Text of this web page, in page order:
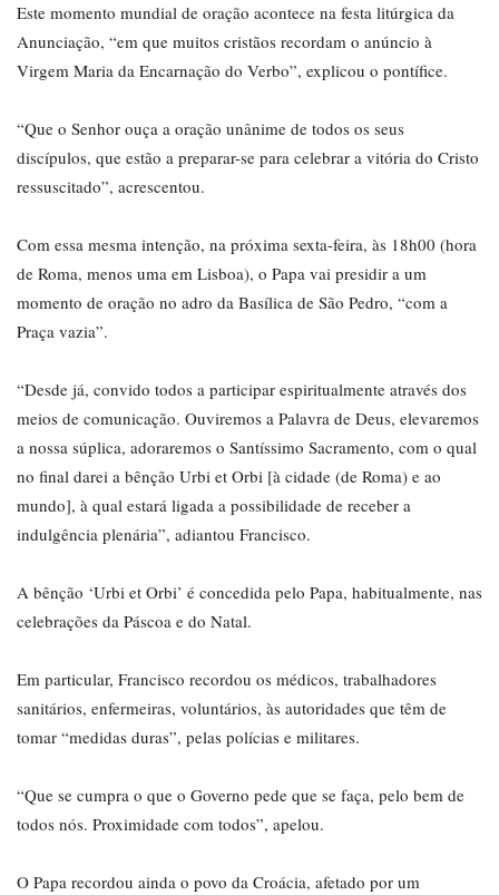
Este momento mundial de oração acontece na festa litúrgica da
Anunciação, “em que muitos cristãos recordam o anúncio à
Virgem Maria da Encarnação do Verbo”, explicou o pontífice.
“Que o Senhor ouça a oração unânime de todos os seus
discípulos, que estão a preparar-se para celebrar a vitória do Cristo
ressuscitado”, acrescentou.
Com essa mesma intenção, na próxima sexta-feira, às 18h00 (hora
de Roma, menos uma em Lisboa), o Papa vai presidir a um
momento de oração no adro da Basílica de São Pedro, “com a
Praça vazia”.
“Desde já, convido todos a participar espiritualmente através dos
meios de comunicação. Ouviremos a Palavra de Deus, elevaremos
a nossa súplica, adoraremos o Santíssimo Sacramento, com o qual
no final darei a bênção Urbi et Orbi [à cidade (de Roma) e ao
mundo], à qual estará ligada a possibilidade de receber a
indulgência plenária”, adiantou Francisco.
A bênção ‘Urbi et Orbi’ é concedida pelo Papa, habitualmente, nas
celebrações da Páscoa e do Natal.
Em particular, Francisco recordou os médicos, trabalhadores
sanitários, enfermeiras, voluntários, às autoridades que têm de
tomar “medidas duras”, pelas polícias e militares.
“Que se cumpra o que o Governo pede que se faça, pelo bem de
todos nós. Proximidade com todos”, apelou.
O Papa recordou ainda o povo da Croácia, afetado por um